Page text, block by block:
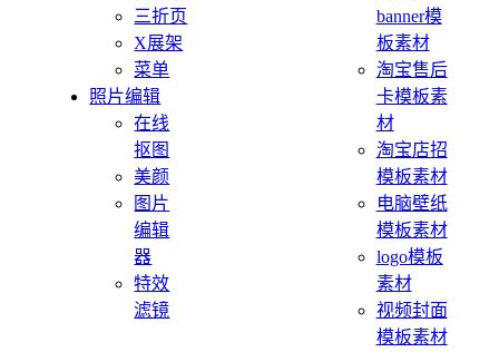
三折页
X展架
菜单
照片编辑
在线
抠图
美颜
图片
编辑
器
特效
滤镜
banner模
板素材
淘宝售后
卡模板素
材
淘宝店招
模板素材
电脑壁纸
模板素材
logo模板
素材
视频封面
模板素材